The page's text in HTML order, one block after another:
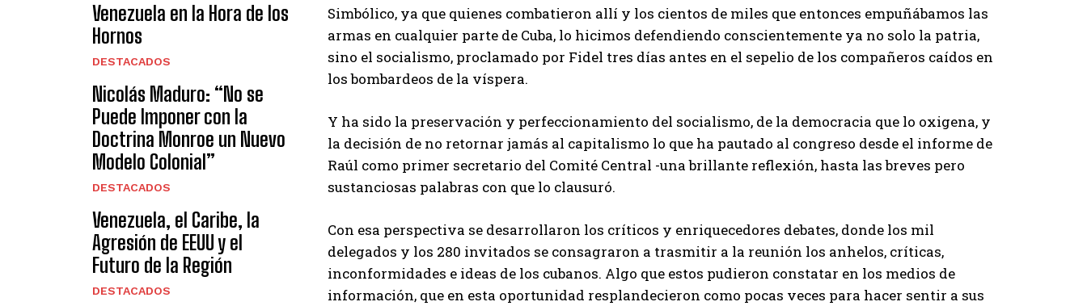
Venezuela en la Hora de los
Hornos
DESTACADOS
Nicolás Maduro: “No se
Puede Imponer con la
Doctrina Monroe un Nuevo
Modelo Colonial”
DESTACADOS
Venezuela, el Caribe, la
Agresión de EEUU y el
Futuro de la Región
DESTACADOS
Simbólico, ya que quienes combatieron allí y los cientos de miles que entonces empuñábamos las
armas en cualquier parte de Cuba, lo hicimos defendiendo conscientemente ya no solo la patria,
sino el socialismo, proclamado por Fidel tres días antes en el sepelio de los compañeros caídos en
los bombardeos de la víspera.
Y ha sido la preservación y perfeccionamiento del socialismo, de la democracia que lo oxigena, y
la decisión de no retornar jamás al capitalismo lo que ha pautado al congreso desde el informe de
Raúl como primer secretario del Comité Central -una brillante reflexión, hasta las breves pero
sustanciosas palabras con que lo clausuró.
Con esa perspectiva se desarrollaron los críticos y enriquecedores debates, donde los mil
delegados y los 280 invitados se consagraron a trasmitir a la reunión los anhelos, críticas,
inconformidades e ideas de los cubanos. Algo que estos pudieron constatar en los medios de
información, que en esta oportunidad resplandecieron como pocas veces para hacer sentir a sus